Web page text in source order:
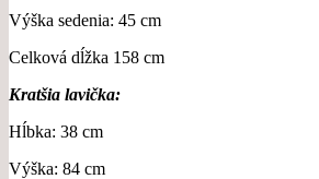
Výška sedenia: 45 cm
Celková dĺžka 158 cm
Kratšia lavička:
Hĺbka: 38 cm
Výška: 84 cm